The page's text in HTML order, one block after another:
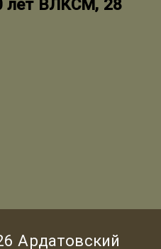
лет ВЛКСМ, 28
Ардатовский